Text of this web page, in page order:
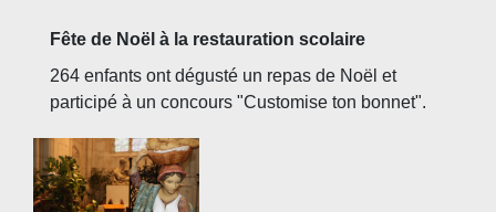
Fête de Noël à la restauration scolaire
264 enfants ont dégusté un repas de Noël et
participé à un concours "Customise ton bonnet".